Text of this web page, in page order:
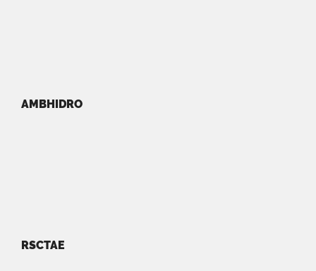
AMBHIDRO
RSCTAE